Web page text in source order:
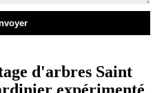
d'arbres Saint